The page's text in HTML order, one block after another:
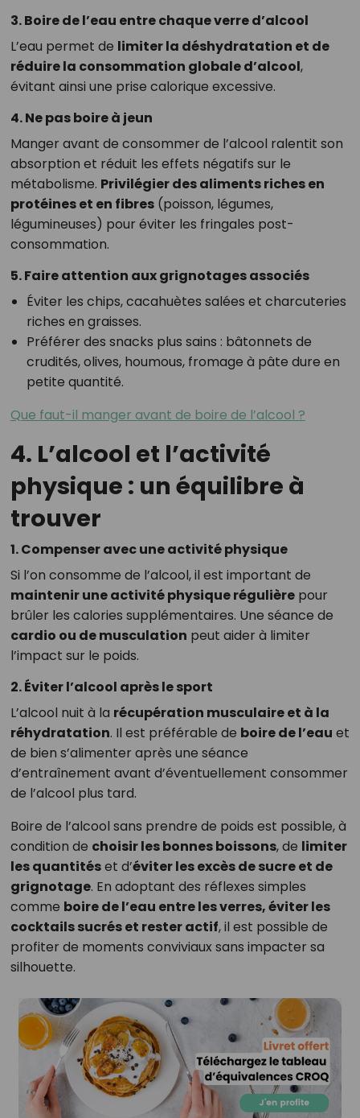
3. Boire de l’eau entre chaque verre d’alcool
L’eau permet de limiter la déshydratation et de
réduire la consommation globale d’alcool,
évitant ainsi une prise calorique excessive.
4. Ne pas boire à jeun
Manger avant de consommer de l’alcool ralentit son
absorption et réduit les effets négatifs sur le
métabolisme. Privilégier des aliments riches en
protéines et en fibres(poisson, légumes,
légumineuses) pour éviter les fringales post-
consommation.
5. Faire attention aux grignotages associés
Éviter les chips, cacahuètes salées et charcuteries
riches en graisses.
Préférer des snacks plus sains : bâtonnets de
crudités, olives, houmous, fromage à pâte dure en
petite quantité.
Que faut-il manger avant de boire de l’alcool ?
4. L’alcool et l’activité
physique : un équilibre à
trouver
1. Compenser avec une activité physique
Si l’on consomme de l’alcool, il est important de
maintenir une activité physique régulièrepour
brûler les calories supplémentaires. Une séance de
cardio ou de musculation peut aider à limiter
l’impact sur le poids.
2. Éviter l’alcool après le sport
L’alcool nuit à la récupération musculaire et à la
réhydratation. Il est préférable de boire de l’eau et
de bien s’alimenter après une séance
d’entraînement avant d’éventuellement consommer
de l’alcool plus tard.
Boire de l’alcool sans prendre de poids est possible, à
condition de choisir les bonnes boissons, de limiter
les quantitéset d’éviter les excès de sucre et de
grignotage. En adoptant des réflexes simples
comme boire de l’eau entre les verres, éviter les
cocktails sucrés et rester actif, il est possible de
profiter de moments conviviaux sans impacter sa
silhouette.